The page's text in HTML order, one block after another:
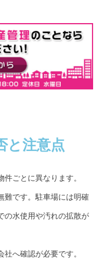
と注意点
ごとに異なります。
難です。駐車場には明確
の水使用や汚れの拡散が
へ確認が必要です。